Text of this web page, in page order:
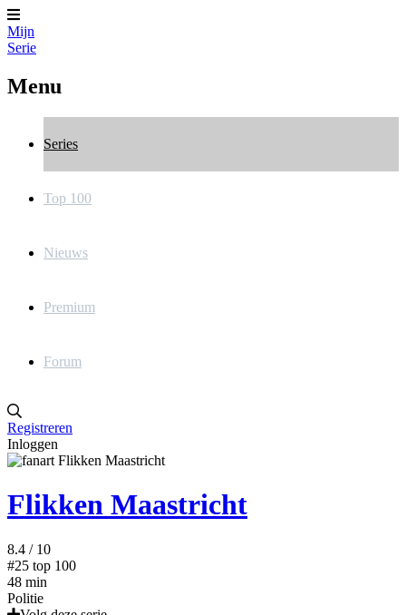
Mijn
Serie
Menu
Series
Top 100
Nieuws
Premium
Forum
Registreren
Inloggen
Flikken Maastricht
8.4 / 10
#25 top 100
48 min
Politie